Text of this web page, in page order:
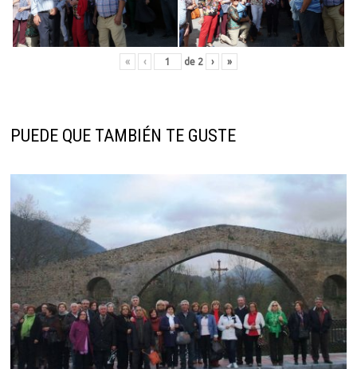
« ‹ de 2 › »
PUEDE QUE TAMBIÉN TE GUSTE